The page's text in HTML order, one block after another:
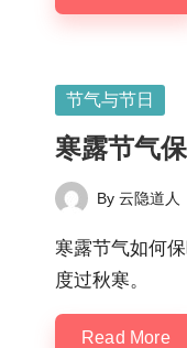
Posted
in
节气与节日
寒露节气
Posted
by
By 云隐道人
寒露节气如何
度过秋寒。
Read More